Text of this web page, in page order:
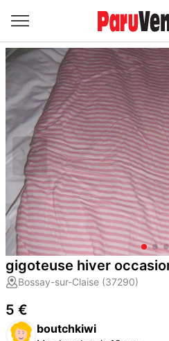
gigoteuse hiver
Bossay-sur-Claise (37290)
5 €
boutchkiwi